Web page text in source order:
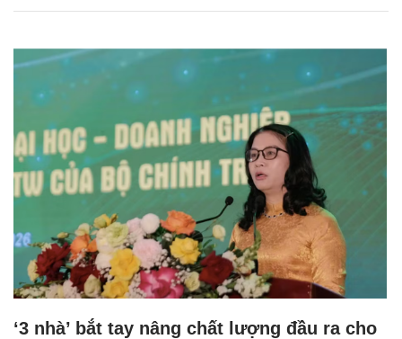
‘3 nhà’ bắt tay nâng chất lượng đầu ra cho